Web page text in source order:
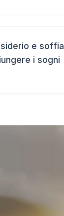
e soffia
i sogni